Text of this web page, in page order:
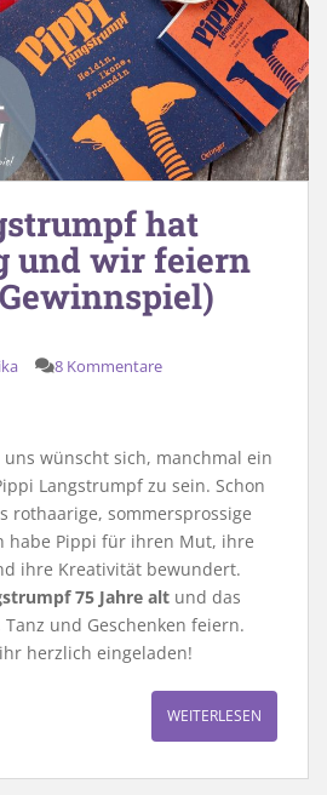
hat
und wir feiern
8 Kommentare
wünscht sich, manchmal ein
Langstrumpf zu sein. Schon
rothaarige, sommersprossige
habe Pippi für ihren Mut, ihre
ihre Kreativität bewundert.
75 Jahre alt und das
und Geschenken feiern.
herzlich eingeladen!
WEITERLESEN